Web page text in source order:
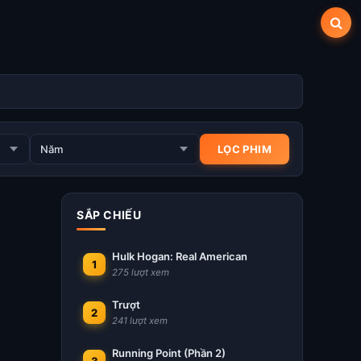
SẮP CHIẾU
1
Hulk Hogan: Real American
275 lượt xem
2
Trượt
241 lượt xem
Running Point (Phần 2)